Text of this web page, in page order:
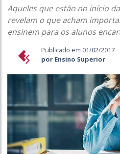
Aqueles que estão no início
revelam o que acham
ensinem para os alunos
Publicado em 01/02/2017
por Ensino Superior